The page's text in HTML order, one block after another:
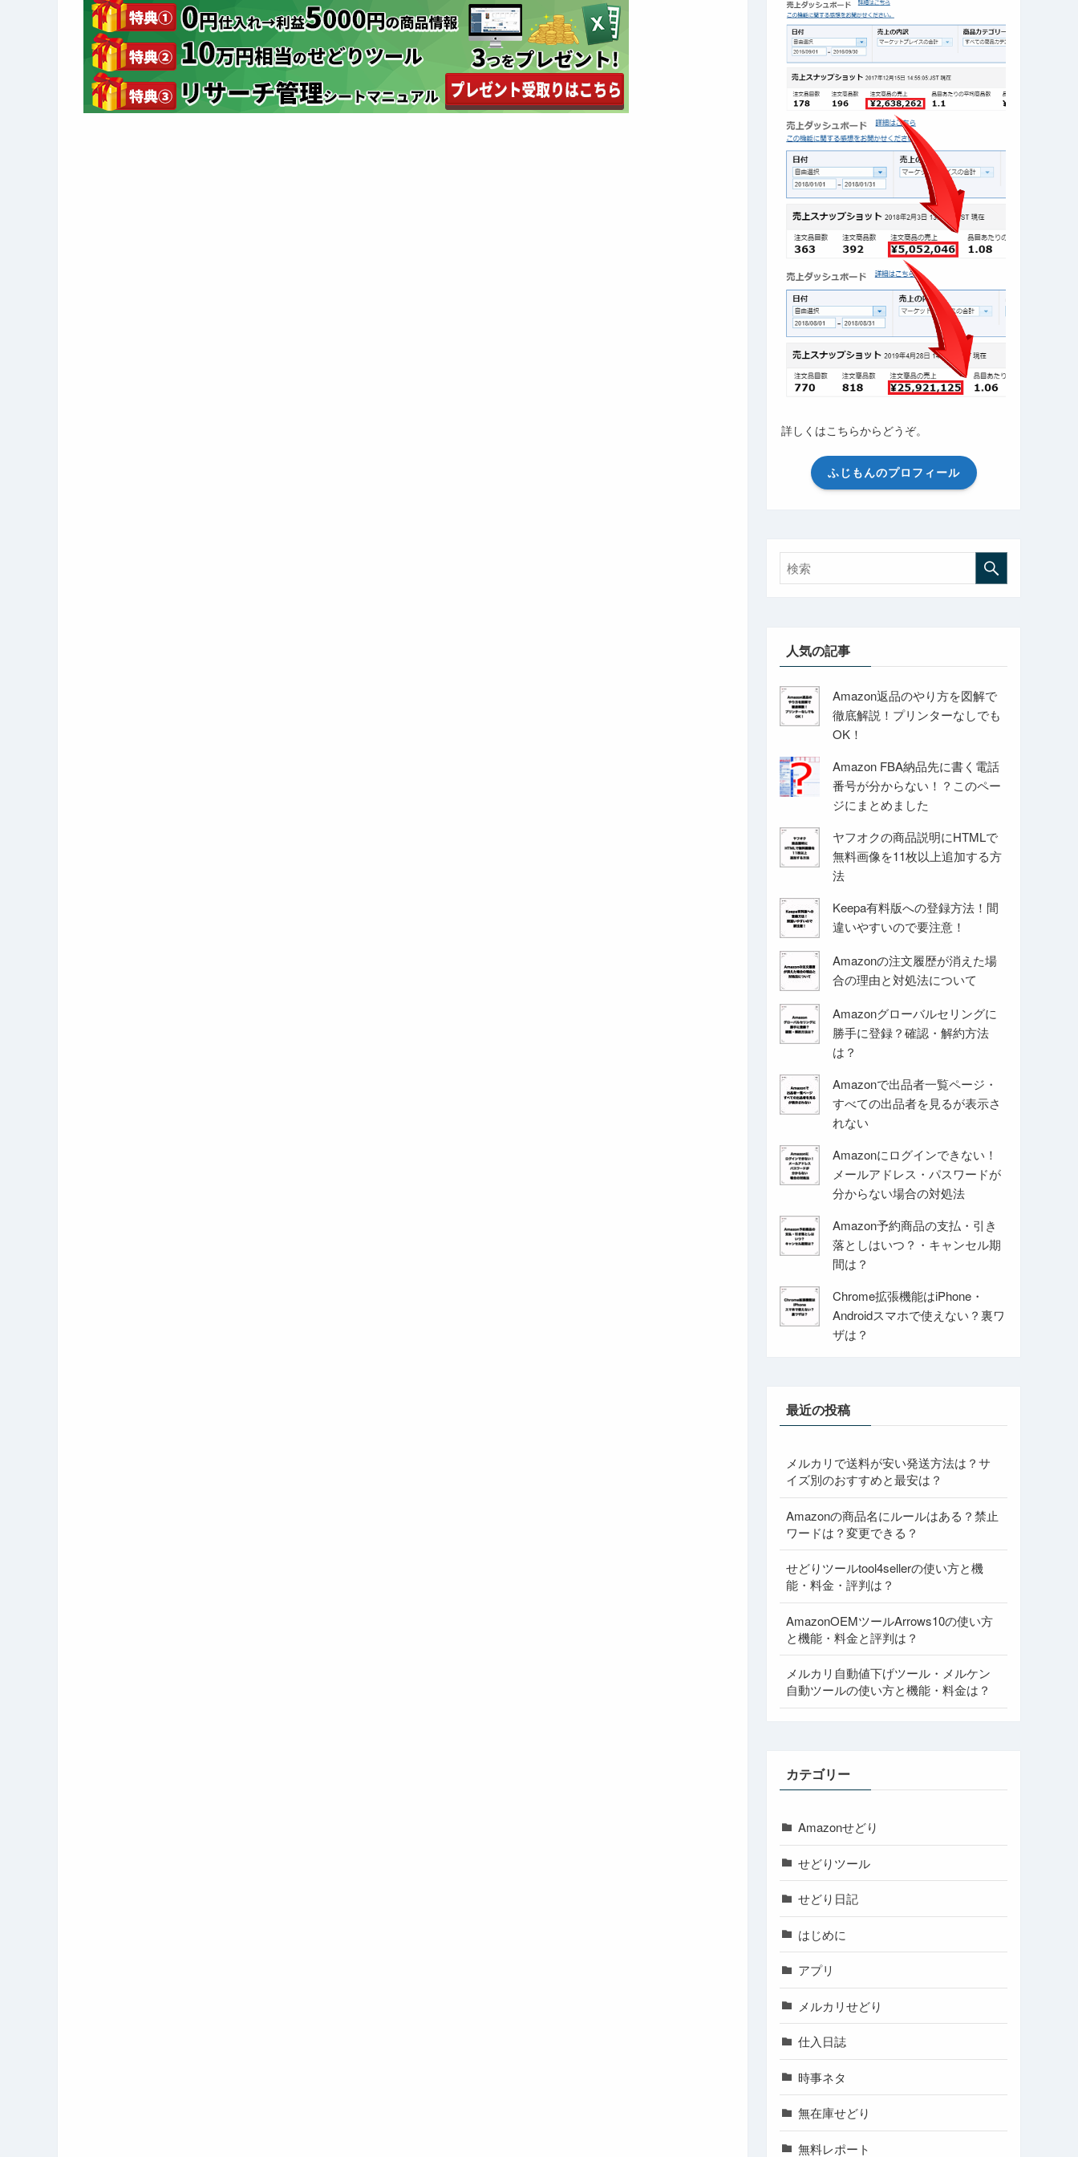
詳しくはこちらからどうぞ。
ふじもんのプロフィール
人気の記事
Amazon返品のやり方を図解で
徹底解説！プリンターなしでも
OK！
Amazon FBA納品先に書く電話
番号が分からない！？このペー
ジにまとめました
ヤフオクの商品説明にHTMLで
無料画像を11枚以上追加する方
法
Keepa有料版への登録方法！間
違いやすいので要注意！
Amazonの注文履歴が消えた場
合の理由と対処法について
Amazonグローバルセリングに
勝手に登録？確認・解約方法
は？
Amazonで出品者一覧ページ・
すべての出品者を見るが表示さ
れない
Amazonにログインできない！
メールアドレス・パスワードが
分からない場合の対処法
Amazon予約商品の支払・引き
落としはいつ？・キャンセル期
間は？
Chrome拡張機能はiPhone・
Androidスマホで使えない？裏ワ
ザは？
最近の投稿
メルカリで送料が安い発送方法は？サ
イズ別のおすすめと最安は？
Amazonの商品名にルールはある？禁止
ワードは？変更できる？
せどりツールtool4sellerの使い方と機
能・料金・評判は？
AmazonOEMツールArrows10の使い方
と機能・料金と評判は？
メルカリ自動値下げツール・メルケン
自動ツールの使い方と機能・料金は？
カテゴリー
Amazonせどり
せどりツール
せどり日記
はじめに
アプリ
メルカリせどり
仕入日誌
時事ネタ
無在庫せどり
無料レポート